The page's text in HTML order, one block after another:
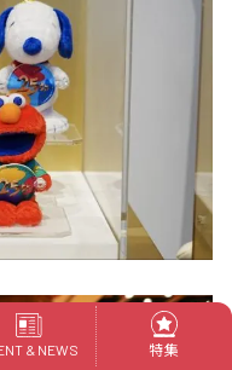
& NEWS 特集